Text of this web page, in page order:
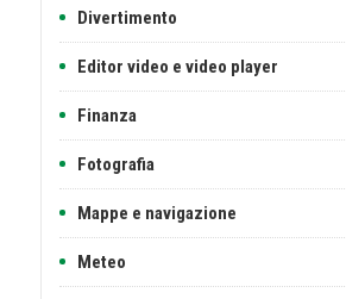
Divertimento
Editor video e video player
Finanza
Fotografia
Mappe e navigazione
Meteo